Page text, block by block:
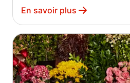
En savoir plus